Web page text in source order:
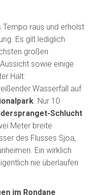
Tempo raus und erholst
Es gilt lediglich
großen
sowie einige
Halt:
Wasserfall auf
. Nur 10
Schlucht
Meter breite
des Flusses Sjoa,
Ein wirklich
nie überlaufen
im Rondane